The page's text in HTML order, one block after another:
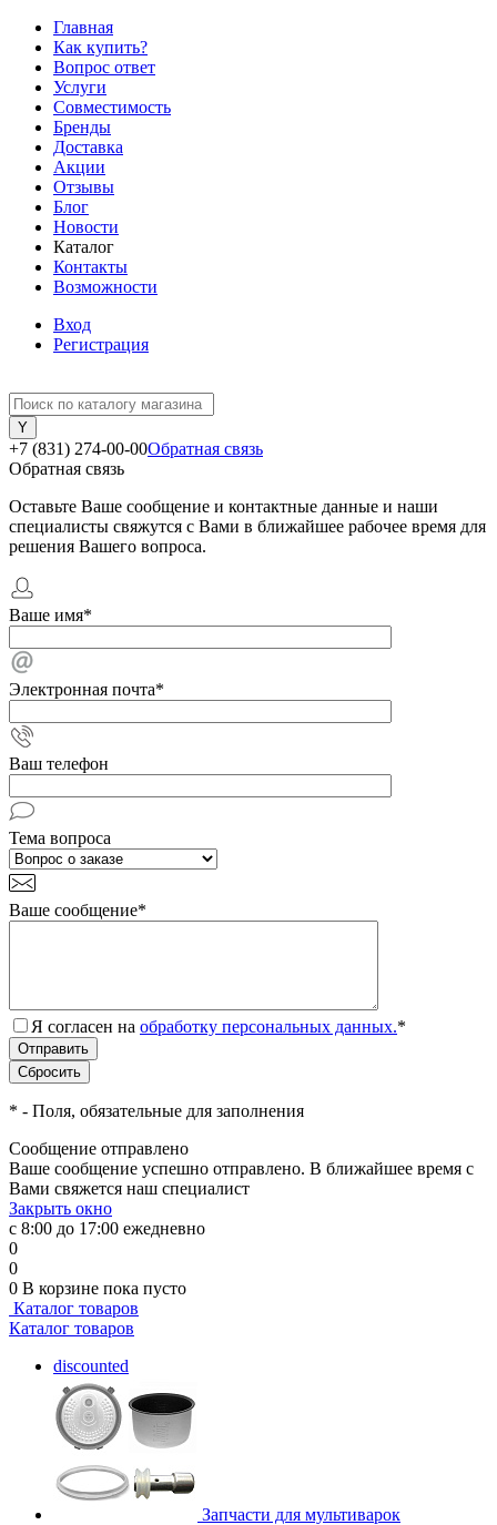
Главная
Как купить?
Вопрос ответ
Услуги
Совместимость
Бренды
Доставка
Акции
Отзывы
Блог
Новости
Каталог
Контакты
Возможности
Вход
Регистрация
+7 (831) 274-00-00Обратная связь
Обратная связь
Оставьте Ваше сообщение и контактные данные и наши
специалисты свяжутся с Вами в ближайшее рабочее время для
решения Вашего вопроса.
Ваше имя*
Электронная почта*
Ваш телефон
Тема вопроса
Ваше сообщение*
Я согласен на обработку персональных данных.*
* - Поля, обязательные для заполнения
Сообщение отправлено
Ваше сообщение успешно отправлено. В ближайшее время с
Вами свяжется наш специалист
Закрыть окно
с 8:00 до 17:00 ежедневно
0
0
0 В корзине пока пусто
Каталог товаров
Каталог товаров
discounted
Запчасти для мультиварок